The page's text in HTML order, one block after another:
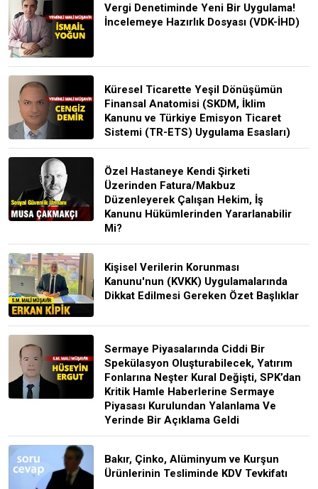
Vergi Denetiminde Yeni Bir Uygulama!
İncelemeye Hazırlık Dosyası (VDK-İHD)
Küresel Ticarette Yeşil Dönüşümün
Finansal Anatomisi (SKDM, İklim
Kanunu ve Türkiye Emisyon Ticaret
Sistemi (TR-ETS) Uygulama Esasları)
Özel Hastaneye Kendi Şirketi
Üzerinden Fatura/Makbuz
Düzenleyerek Çalışan Hekim, İş
Kanunu Hükümlerinden Yararlanabilir
Mi?
Kişisel Verilerin Korunması
Kanunu'nun (KVKK) Uygulamalarında
Dikkat Edilmesi Gereken Özet Başlıklar
Sermaye Piyasalarında Ciddi Bir
Spekülasyon Oluşturabilecek, Yatırım
Fonlarına Neşter Kural Değişti, SPK’dan
Kritik Hamle Haberlerine Sermaye
Piyasası Kurulundan Yalanlama Ve
Yerinde Bir Açıklama Geldi
Bakır, Çinko, Alüminyum ve Kurşun
Ürünlerinin Tesliminde KDV Tevkifatı